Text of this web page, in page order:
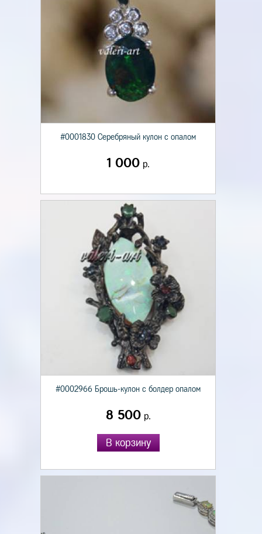
#0001830 Серебряный кулон с опалом
1 000 р.
#0002966 Брошь-кулон с болдер опалом
8 500р.
В корзину